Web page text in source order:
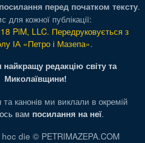
перед початком тексту.
для кожної публікації:
PiM, LLC. Передруковується з
ІА «Петро і Мазепа».
найкращу редакцію світу та
Миколаївщини!
канонів ми виклали в окремій
вам посилання на неї.
die © PETRIMAZEPA.COM